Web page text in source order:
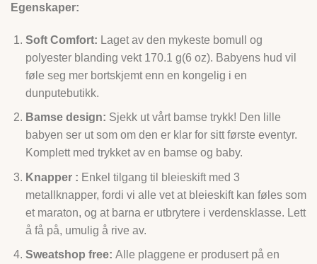
Egenskaper:
Soft Comfort: Laget av den mykeste bomull og
polyester blanding vekt 170.1 g(6 oz). Babyens hud vil
føle seg mer bortskjemt enn en kongelig i en
dunputebutikk.
Bamse design: Sjekk ut vårt bamse trykk! Den lille
babyen ser ut som om den er klar for sitt første eventyr.
Komplett med trykket av en bamse og baby.
Knapper : Enkel tilgang til bleieskift med 3
metallknapper, fordi vi alle vet at bleieskift kan føles som
et maraton, og at barna er utbrytere i verdensklasse. Lett
å få på, umulig å rive av.
Sweatshop free: Alle plaggene er produsert på en